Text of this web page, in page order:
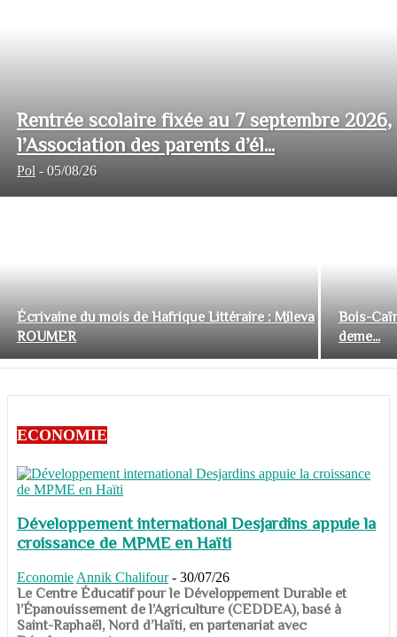
Rentrée scolaire fixée au 7 septembre 2026,
l’Association des parents d’él...
Pol - 05/08/26
Écrivaine du mois de Hafrique Littéraire : Mileva
ROUMER
Bois-
deme...
ECONOMIE
Développement international Desjardins appuie la
croissance de MPME en Haïti
Economie Annik Chalifour - 30/07/26
​​​​​​​Le Centre Éducatif pour le Développement Durable et
l’Épanouissement de l’Agriculture (CEDDEA), basé à
Saint-Raphaël, Nord d’Haïti, en partenariat avec